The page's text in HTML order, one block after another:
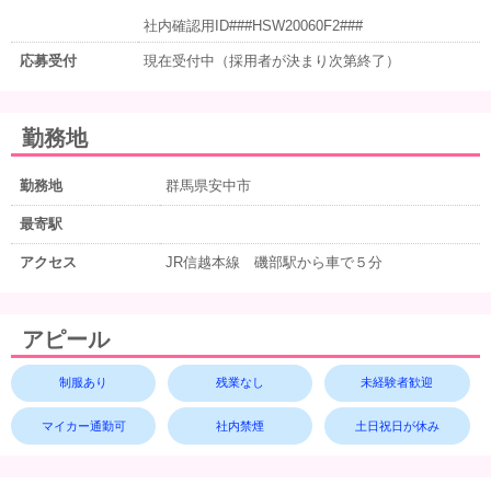
社内確認用ID###HSW20060F2###
応募受付 現在受付中（採用者が決まり次第終了）
勤務地
勤務地 群馬県安中市
最寄駅
アクセス JR信越本線 磯部駅から車で５分
アピール
制服あり 残業なし 未経験者歓迎
マイカー通勤可 社内禁煙 土日祝日が休み